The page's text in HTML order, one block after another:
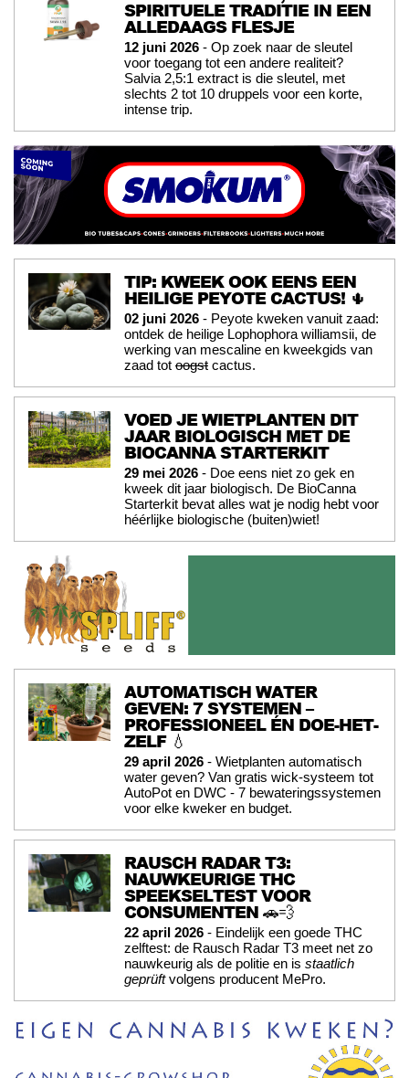
SPIRITUELE TRADITIE IN EEN
ALLEDAAGS FLESJE
12 juni 2026 - Op zoek naar de sleutel
voor toegang tot een andere realiteit?
Salvia 2,5:1 extract is die sleutel, met
slechts 2 tot 10 druppels voor een korte,
intense trip.
TIP: KWEEK OOK EENS EEN
HEILIGE PEYOTE CACTUS! 🌵
02 juni 2026 - Peyote kweken vanuit zaad:
ontdek de heilige Lophophora williamsii, de
werking van mescaline en kweekgids van
zaad tot oogst cactus.
VOED JE WIETPLANTEN DIT
JAAR BIOLOGISCH MET DE
BIOCANNA STARTERKIT
29 mei 2026 - Doe eens niet zo gek en
kweek dit jaar biologisch. De BioCanna
Starterkit bevat alles wat je nodig hebt voor
héérlijke biologische (buiten)wiet!
AUTOMATISCH WATER
GEVEN: 7 SYSTEMEN –
PROFESSIONEEL ÉN DOE-HET-
ZELF 💧
29 april 2026 - Wietplanten automatisch
water geven? Van gratis wick-systeem tot
AutoPot en DWC - 7 bewateringssystemen
voor elke kweker en budget.
RAUSCH RADAR T3:
NAUWKEURIGE THC
SPEEKSELTEST VOOR
CONSUMENTEN 🚗💨
22 april 2026 - Eindelijk een goede THC
zelftest: de Rausch Radar T3 meet net zo
nauwkeurig als de politie en is staatlich
geprüftvolgens producent MePro.